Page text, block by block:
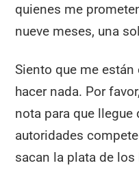
quienes me
nueve meses, una
Siento que me
hacer nada. Por
nota para que llegue
autoridades
sacan la plata de